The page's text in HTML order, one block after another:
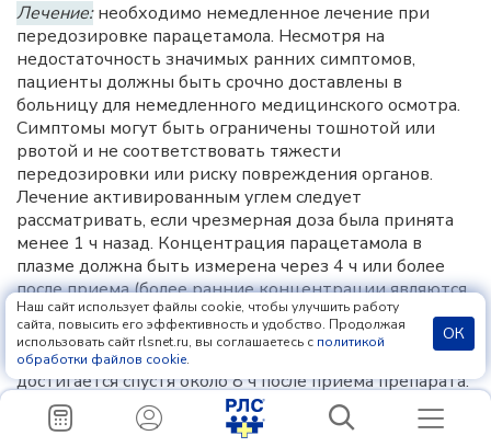
Лечение:необходимо немедленное лечение при
передозировке парацетамола. Несмотря на
недостаточность значимых ранних симптомов,
пациенты должны быть срочно доставлены в
больницу для немедленного медицинского осмотра.
Симптомы могут быть ограничены тошнотой или
рвотой и не соответствовать тяжести
передозировки или риску повреждения органов.
Лечение активированным углем следует
рассматривать, если чрезмерная доза была принята
менее 1 ч назад. Концентрация парацетамола в
плазме должна быть измерена через 4 ч или более
после приема (более ранние концентрации являются
ненадежными). Лечение N-ацетилцистеином может
быть проведено до 24 ч после приема парацетамола,
однако максимальный защитный эффект
достигается спустя около 8 ч после приема препарата.
Эффективность антидота постепенно снижается
после этого времени. При необходимости вводят в/в
Наш сайт использует файлы cookie, чтобы улучшить работу
сайта, повысить его эффективность и удобство. Продолжая
использовать сайт rlsnet.ru, вы соглашаетесь с политикой
обработки файлов cookie.
ОК